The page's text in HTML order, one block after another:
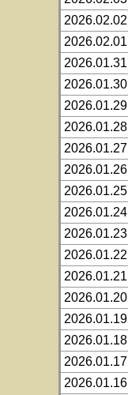
2026.02.02
2026.02.01
2026.01.31
2026.01.30
2026.01.29
2026.01.28
2026.01.27
2026.01.26
2026.01.25
2026.01.24
2026.01.23
2026.01.22
2026.01.21
2026.01.20
2026.01.19
2026.01.18
2026.01.17
2026.01.16